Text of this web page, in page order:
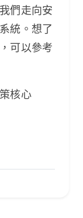
們走向安
統。想了
可以參考
核心